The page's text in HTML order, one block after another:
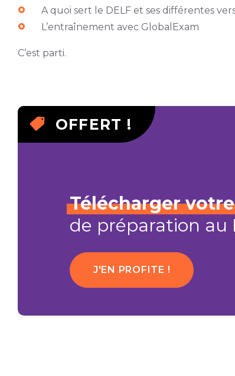
A quoi sert le DELF et ses différentes
L’entraînement avec GlobalExam
C’est parti.
OFFERT !
Télécharger votre
de préparation au
J'EN PROFITE !